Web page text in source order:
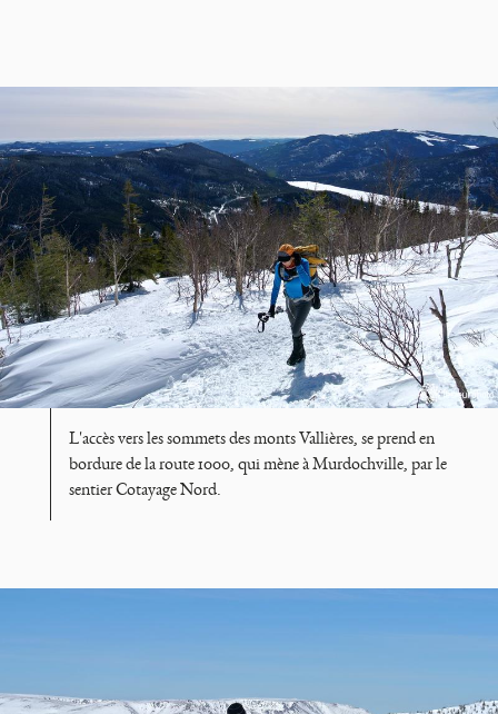
L'accès vers les sommets des monts Vallières, se prend en
bordure de la route 1000, qui mène à Murdochville, par le
sentier Cotayage Nord.